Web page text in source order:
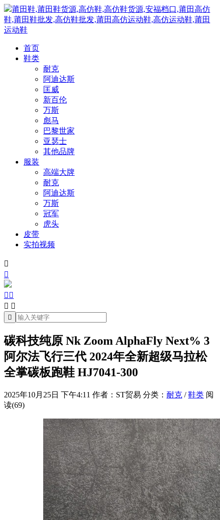
莆田鞋,莆田鞋货源,高仿鞋,高仿鞋货源,安福档口,莆田高仿
鞋,莆田鞋批发,高仿鞋批发,莆田高仿运动鞋,高仿运动鞋,莆田
运动鞋
首页
鞋类
耐克
阿迪达斯
匡威
新百伦
万斯
彪马
巴黎世家
亚瑟士
其他品牌
服装
高端大牌
耐克
阿迪达斯
万斯
冠军
虎头
皮带
实拍视频


 
 

碳科技纯原 Nk Zoom AlphaFly Next% 3
阿尔法飞行三代 2024年全新超级马拉松
全掌碳板跑鞋 HJ7041-300
2025年10月25日 下午4:11 作者：ST贸易 分类： 耐克 /鞋类 阅
读(69)